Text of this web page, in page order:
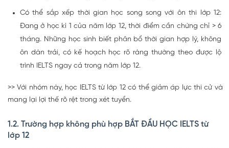
Có thể sắp xếp thời gian học song song với ôn thi lớp 12:
Đang ở học kì 1 của năm lớp 12, thời điểm cần chứng chỉ > 6
tháng. Những học sinh biết phân bổ thời gian hợp lý, không
ôn dàn trải, có kế hoạch học rõ ràng thường theo được lộ
trình IELTS ngay cả trong năm lớp 12.
>> Với nhóm này, học IELTS từ lớp 12 có thể giảm áp lực thi cử và
mang lại lợi thế rõ rệt trong xét tuyển.
1.2. Trường hợp không phù hợp BẮT ĐẦU HỌC IELTS từ
lớp 12